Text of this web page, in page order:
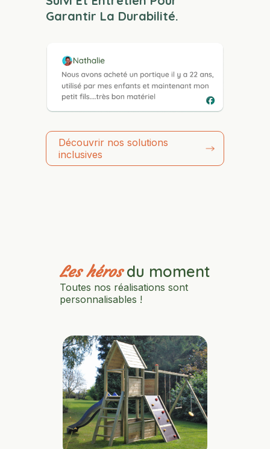
Garantir La Durabilité.
Découvrir nos solutions
inclusives
Les hérosdu moment
Toutes nos réalisations sont
personnalisables !